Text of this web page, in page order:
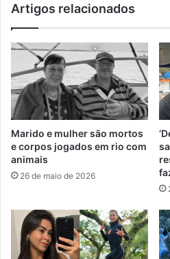
Artigos relacionados
Marido e mulher são mortos
e corpos jogados em rio com
animais
26 de maio de 2026